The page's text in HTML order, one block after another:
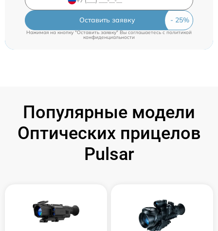
Оставить заявку
Нажимая на кнопку "Оставить заявку" Вы соглашаетесь c политикой
конфиденциальности
Популярные модели
Оптических прицелов
Pulsar